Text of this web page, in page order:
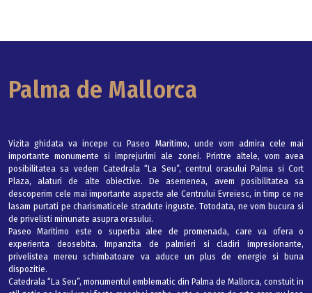
Palma de Mallorca
Vizita ghidata va incepe cu Paseo Maritimo, unde vom admira cele mai
importante monumente si imprejurimi ale zonei. Printre altele, vom avea
posibilitatea sa vedem Catedrala “La Seu”, centrul orasului Palma si Cort
Plaza, alaturi de alte obiective. De asemenea, avem posibilitatea sa
descoperim cele mai importante aspecte ale Centrului Evreiesc, in timp ce ne
lasam purtati pe charismaticele stradute inguste. Totodata, ne vom bucura si
de privelisti minunate asupra orasului.
Paseo Maritimo este o superba alee de promenada, care va ofera o
experienta deosebita. Impanzita de palmieri si cladiri impresionante,
privelistea mereu schimbatoare va aduce un plus de energie si buna
dispozitie.
Catedrala “La Seu”, monumentul emblematic din Palma de Mallorca, constuit in